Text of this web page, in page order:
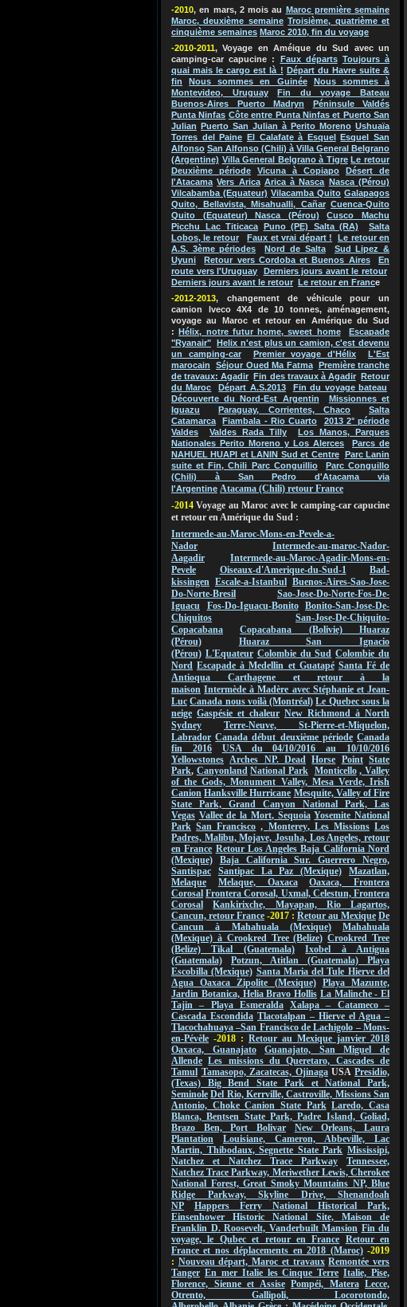
-2010, en mars, 2 mois au Marocpremière semaine
Maroc, deuxième semaine Troisième, quatrième et
cinquième semaines Maroc 2010, fin du voyage
-2010-2011, Voyage en Améique du Sud avec un
camping-car capucine : Faux départs Toujours à
quai mais le cargo est là ! Départ du Havre suite &
fin
Nous sommes en Guinée
Nous sommes à
Montevideo, Uruguay
Fin du voyage Bateau
Buenos-Aires Puerto Madryn
Péninsule Valdés
Punta Ninfas Côte entre Punta Ninfas et Puerto San
Julian
Puerto San Julian à Perito Moreno Ushuaïa
Torres del Paine
El Calafate à Esquel
Esquel San
Alfonso San Alfonso (Chili) à Villa General Belgrano
(Argentine) Villa General Belgrano à Tigre Le retour
Deuxième période
Vicuna à Copiapo
Désert de
l'Atacama Vers Arica Arica à Nasca
Nasca (Pérou)
Vilcabamba (Equateur) Vilacamba Quito Galapagos
Quito, Bellavista, Misahualli, Cañar Cuenca-Quito
Quito (Equateur) Nasca (Pérou)
Cusco Machu
Picchu Lac Titicaca
Puno (PE) Salta (RA)
Salta
Lobos, le retour
Faux et vrai départ !
Le retour en
A.S. 3ème périodes
Nord de Salta
Sud Lipez &
Uyuni
Retour vers Cordoba et Buenos Aires
En
route vers l'Uruguay
Derniers jours avant le retour
Derniers jours avant le retour
Le retour en France
-2012-2013, changement de véhicule pour un
camion Iveco 4X4 de 10 tonnes, aménagement,
voyage au Maroc et retour en Amérique du Sud
:
Hélix, notre futur home, sweet home
Escapade
"Ryanair"
Helix n'est plus un camion, c'est devenu
un camping-car
Premier voyage d'Hélix
L'Est
marocain
Séjour Oued Ma Fatma
Première tranche
de travaux: Agadir
Fin des travaux à Agadir
Retour
du Maroc
Départ A.S.2013
Fin du voyage bateau
Découverte du Nord-Est Argentin
Missionnes et
Iguazu
Paraguay, Corrientes, Chaco
Salta
Catamarca
Fiambala - Rio Cuarto
2013 2° période
Valdes
Valdes Rada Tilly
Los Manos, Parques
Nationales Perito Moreno y Los Alerces
Parcs de
NAHUEL HUAPI et LANIN Sud et Centre
Parc Lanin
suite et Fin, Chili Parc Conguillio
Parc Conguillo
(Chili) à San Pedro d'Atacama via
l'Argentine Atacama (Chili) retour France
-2014 Voyage au Maroc avec le camping-car capucine
et retour en Amérique du Sud :
Intermede-au-Maroc-Mons-en-Pevele-a-
Nador
Intermede-au-maroc-Nador-
Aagadir
Intermede-au-Maroc-Agadir-Mons-en-
Pevele
Oiseaux-d'Amerique-du-Sud-1
Bad-
kissingen Escale-a-Istanbul Buenos-Aires-Sao-Jose-
Do-Norte-Bresil
Sao-Jose-Do-Norte-Fos-De-
Iguacu
Fos-Do-Iguacu-Bonito
Bonito-San-Jose-De-
Chiquitos
San-Jose-De-Chiquito-
Copacabana
Copacabana (Bolivie) Huaraz
(Pérou)
Huaraz San Ignacio
(Pérou) L'Equateur Colombie du Sud Colombie du
Nord Escapade à Medellin et Guatapé Santa Fé de
Antioqua Carthagene et retour à la
maison Intermède à Madère avec Stéphanie et Jean-
Luc Canada nous voilà (Montréal) Le Quebec sous la
neige Gaspésie et chaleur New Richmond à North
Sydney
Terre-Neuve, St-Pierre-et-Miquelon,
Labrador Canada début deuxième période Canada
fin 2016
USA du 04/10/2016 au 10/10/2016
Yellowstones Arches NP.Dead Horse Point State
Park, Canyonland National Park Monticello , Valley
of the Gods,Monument Valley,Mesa Verde, Irish
Canion Hanksville Hurricane Mesquite, Valley of Fire
State Park, Grand Canyon National Park, Las
Vegas Vallee dela Mort,Sequoia Yosemite National
Park San Francisco , Monterey, Les Missions Los
Padres, Malibu, Mojave, Josuha, Los Angeles, retour
en France Retour Los Angeles Baja California Nord
(Mexique)
Baja California Sur. Guerrero Negro,
Santispac
Santipac La Paz (Mexique)
Mazatlan,
Melaque
Melaque, Oaxaca
Oaxaca, Frontera
Corosal Frontera Corosal, Uxmal, Celestun, Frontera
Corosal
Kankirixche, Mayapan, Rio Lagartos,
Cancun, retour France -2017 : Retour au Mexique De
Cancun à Mahahuala (Mexique)
Mahahuala
(Mexique) à Crookred Tree (Belize) Crookred Tree
(Belize) Tikal (Guatemala)
Ixobel à Antigua
(Guatemala)
Potzun, Atitlan (Guatemala) Playa
Escobilla (Mexique) Santa Maria del Tule Hierve del
Agua Oaxaca Zipolite (Mexique) Playa Mazunte,
Jardin Botanica, Helia Bravo Hollis La Malinche - El
Tajin – Playa Esmeralda Xalapa – Catameco –
Cascada Escondida Tlacotalpan – Hierve el Agua –
Tlacochahuaya –San Francisco de Lachigolo – Mons-
en-Pévèle -2018 : Retour au Mexique janvier 2018
Oaxaca, Guanajato
Guanajato, San Miguel de
Allende Les missions du Queretaro, Cascades de
Tamul Tamasopo, Zacatecas, OjinagaUSAPresidio,
(Texas) Big Bend State Park et National Park,
Seminole Del Rio, Kerrville, Castroville, Missions San
Antonio, Choke Canion State Park Laredo, Casa
Blanca, Bentsen State Park, Padre Island, Goliad,
Brazo Ben, Port Bolivar
New Orleans, Laura
Plantation
Louisiane, Cameron, Abbeville, Lac
Martin, Thibodaux, Segnette State Park Mississipi,
Natchez et Natchez Trace Parkway
Tennessee,
Natchez Trace Parkway, Meriwether Lewis, Cherokee
National Forest, Great Smoky Mountains NP, Blue
Ridge Parkway, Skyline Drive, Shenandoah
NP
Happers Ferry National Historical Park,
Einsenhower Historic National Site, Maison de
Franklin D. Roosevelt, Vanderbuilt Mansion Fin du
voyage, le Qubec et retour en France Retour en
France et nos déplacements en 2018 (Maroc) -2019
: Nouveau départ, Maroc et travaux Remontée vers
Tanger En mer Italie les Cinque Terre Italie, Pise,
Florence, Sienne et Assise Pompéi, Matera Lecce,
Otrento, Gallipoli, Locorotondo,